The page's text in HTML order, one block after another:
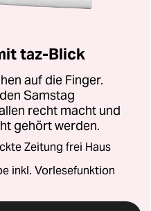
taz-Blick
auf die Finger.
Samstag
recht macht und
gehört werden.
Zeitung frei Haus
inkl. Vorlesefunktion